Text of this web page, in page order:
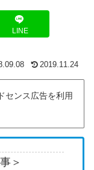
LINE
2019.11.24
センス広告を利用
＞